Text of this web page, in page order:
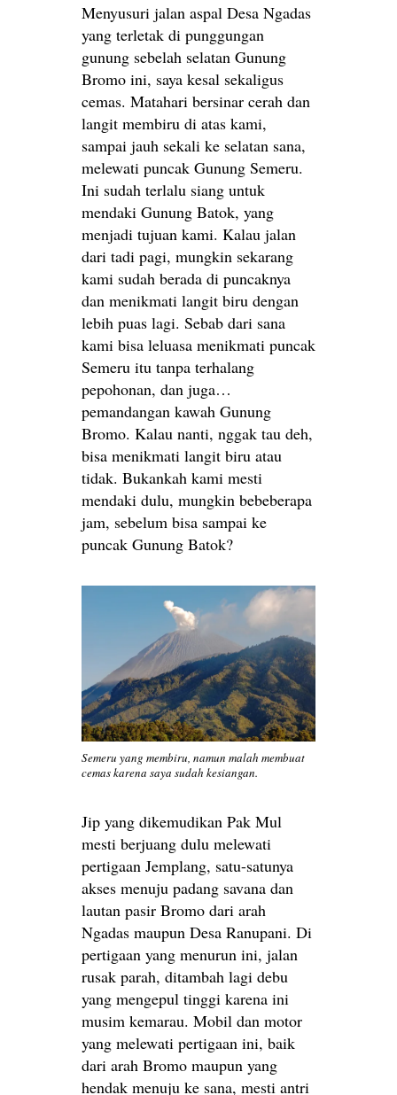
Menyusuri jalan aspal Desa Ngadas
yang terletak di punggungan
gunung sebelah selatan Gunung
Bromo ini, saya kesal sekaligus
cemas. Matahari bersinar cerah dan
langit membiru di atas kami,
sampai jauh sekali ke selatan sana,
melewati puncak Gunung Semeru.
Ini sudah terlalu siang untuk
mendaki Gunung Batok, yang
menjadi tujuan kami. Kalau jalan
dari tadi pagi, mungkin sekarang
kami sudah berada di puncaknya
dan menikmati langit biru dengan
lebih puas lagi. Sebab dari sana
kami bisa leluasa menikmati puncak
Semeru itu tanpa terhalang
pepohonan, dan juga…
pemandangan kawah Gunung
Bromo. Kalau nanti, nggak tau deh,
bisa menikmati langit biru atau
tidak. Bukankah kami mesti
mendaki dulu, mungkin bebeberapa
jam, sebelum bisa sampai ke
puncak Gunung Batok?
Semeru yang membiru, namun malah membuat
cemas karena saya sudah kesiangan.
Jip yang dikemudikan Pak Mul
mesti berjuang dulu melewati
pertigaan Jemplang, satu-satunya
akses menuju padang savana dan
lautan pasir Bromo dari arah
Ngadas maupun Desa Ranupani. Di
pertigaan yang menurun ini, jalan
rusak parah, ditambah lagi debu
yang mengepul tinggi karena ini
musim kemarau. Mobil dan motor
yang melewati pertigaan ini, baik
dari arah Bromo maupun yang
hendak menuju ke sana, mesti antri